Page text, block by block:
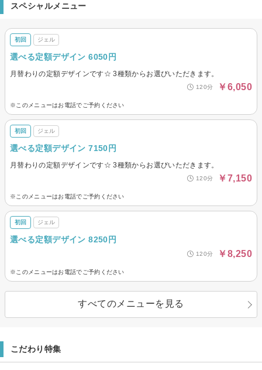
スペシャルメニュー
初回 ジェル
選べる定額デザイン 6050円
月替わりの定額デザインです☆ 3種類からお選びいただきます。
120分 ￥6,050
※このメニューはお電話でご予約ください
初回 ジェル
選べる定額デザイン 7150円
月替わりの定額デザインです☆ 3種類からお選びいただきます。
120分 ￥7,150
※このメニューはお電話でご予約ください
初回 ジェル
選べる定額デザイン 8250円
120分 ￥8,250
※このメニューはお電話でご予約ください
すべてのメニューを見る
こだわり特集